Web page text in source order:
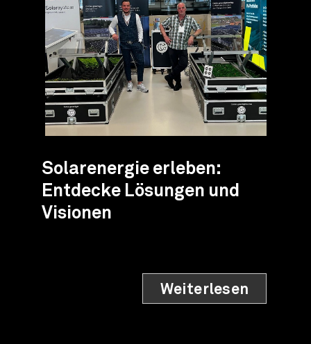
Solarenergie erleben:
Entdecke Lösungen und
Visionen
Weiterlesen